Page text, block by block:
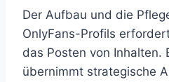
Der Aufbau und die
OnlyFans-Profils
das Posten von Inhalten.
übernimmt strategische